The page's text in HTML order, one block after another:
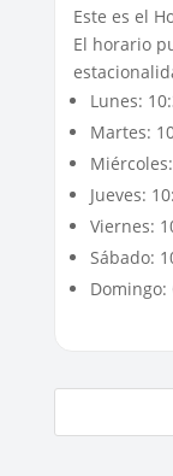
Este es el
El horario
Lunes:
Martes:
Jueves:
Viernes:
Sábado:
Domingo: